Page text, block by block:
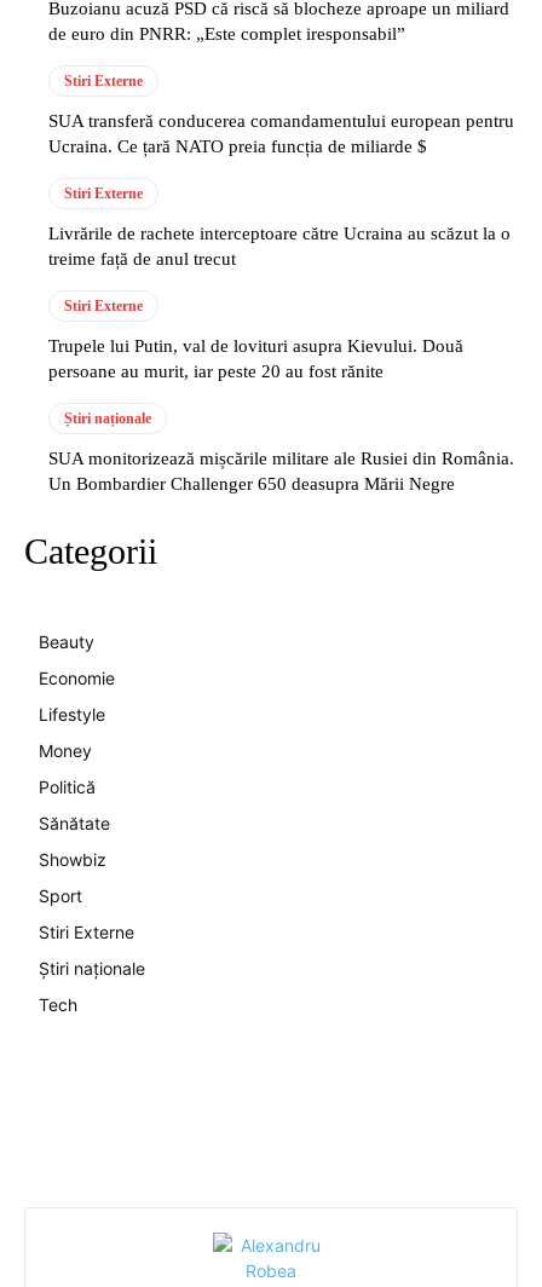
Buzoianu acuză PSD că riscă să blocheze aproape un miliard
de euro din PNRR: „Este complet iresponsabil”
Stiri Externe
SUA transferă conducerea comandamentului european pentru
Ucraina. Ce țară NATO preia funcția de miliarde $
Stiri Externe
Livrările de rachete interceptoare către Ucraina au scăzut la o
treime față de anul trecut
Stiri Externe
Trupele lui Putin, val de lovituri asupra Kievului. Două
persoane au murit, iar peste 20 au fost rănite
Știri naționale
SUA monitorizează mișcările militare ale Rusiei din România.
Un Bombardier Challenger 650 deasupra Mării Negre
Categorii
Beauty
Economie
Lifestyle
Money
Politică
Sănătate
Showbiz
Sport
Stiri Externe
Știri naționale
Tech